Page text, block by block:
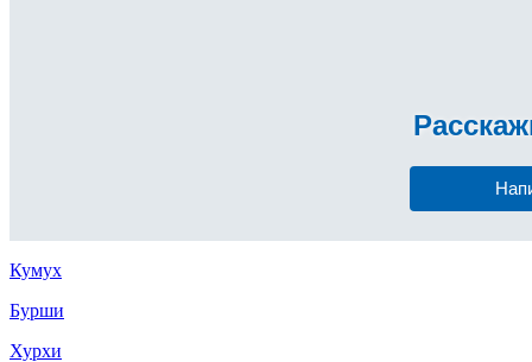
Кумух
Бурши
Хурхи